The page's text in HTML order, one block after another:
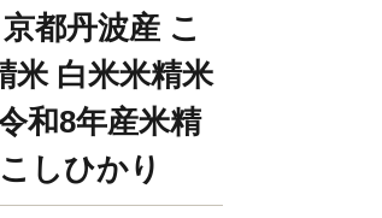
都丹波産 こ
米 白米米精米
和8年産米精
しひかり